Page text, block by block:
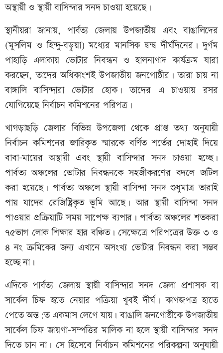
অস্থায়ী ও স্থায়ী বাসিন্দার সনদ চাওয়া হয়েছে।
স্থানীয়রা জানায়, পার্বত্য জেলায় উপজাতীয় এবং বাঙালিদের
(মুসলিম ও হিন্দু-বড়ুয়া) মধ্যের মানসিক দ্বন্দ্ব দীর্ঘদিনের। দুর্গম
পাহাড়ি এলাকায় ভোটার নিবন্ধন ও হালনাগাদ কার্যক্রম যারা
করছেন, তাদের অধিকাংশই উপজাতীয় জনগোষ্ঠীর। তারা চায় না
বাঙ্গালি বাসিন্দারা ভোটার হোক। তাদের এ চাওয়ায় রসর
যোগিয়েছে নির্বাচন কমিশনের পরিপত্র।
খাগড়াছড়ি জেলার বিভিন্ন উপজেলা থেকে প্রাপ্ত তথ্য অনুযায়ী
নির্বাচন কমিশনের জারিকৃত স্মারকে বর্ণিত শর্তের দোহাই দিয়ে
বাবা-মায়ের অস্থায়ী এবং স্থায়ী বাসিন্দার সনদ চাওয়া হচ্ছে।
পার্বত্য অঞ্চলের ভোটার নিবন্ধনকে সহজীকরণের বদলে জটিল
করা হয়েছে। পার্বত্য অঞ্চলে স্থায়ী বাসিন্দা সনদ শুধুমাত্র তারাই
পায় যাদের রেজিষ্ট্রিকৃত ভূমি আছে। আর স্থায়ী বাসিন্দা সনদ
পাওয়ার প্রক্রিয়াটি সময় সাপেক্ষ ব্যপার। পার্বত্য অঞ্চলের শতকরা
৭৫ভাগ লোক শিক্ষার হার বঞ্চিত। সেক্ষেত্রে পরিপত্রের উক্ত ৩ ও
৪ নং ক্রমিকের জন্য এখানে অসংখ্য ভোটার নিবন্ধন করা সম্ভব
হচ্ছে না।
এদিকে পার্বত্য জেলায় স্থায়ী বাসিন্দার সনদ জেলা প্রশাসক বা
সার্কেল চিফ হতে নেয়ার পক্রিয়া খুবই দীর্ঘ। কাগজপত্র হাতে
পেতে অন্ত:ত একমাস লেগে যায়। বাঙালি জনগোষ্ঠীকে উপজাতীয়
সার্কেল চিফ জায়গা-সম্পত্তির মালিক না হলে স্থায়ী বাসিন্দার সনদ
দিতে চান না। সে হিসেবে নির্বাচন কমিশনের পরিকল্পনা অনুযায়ী